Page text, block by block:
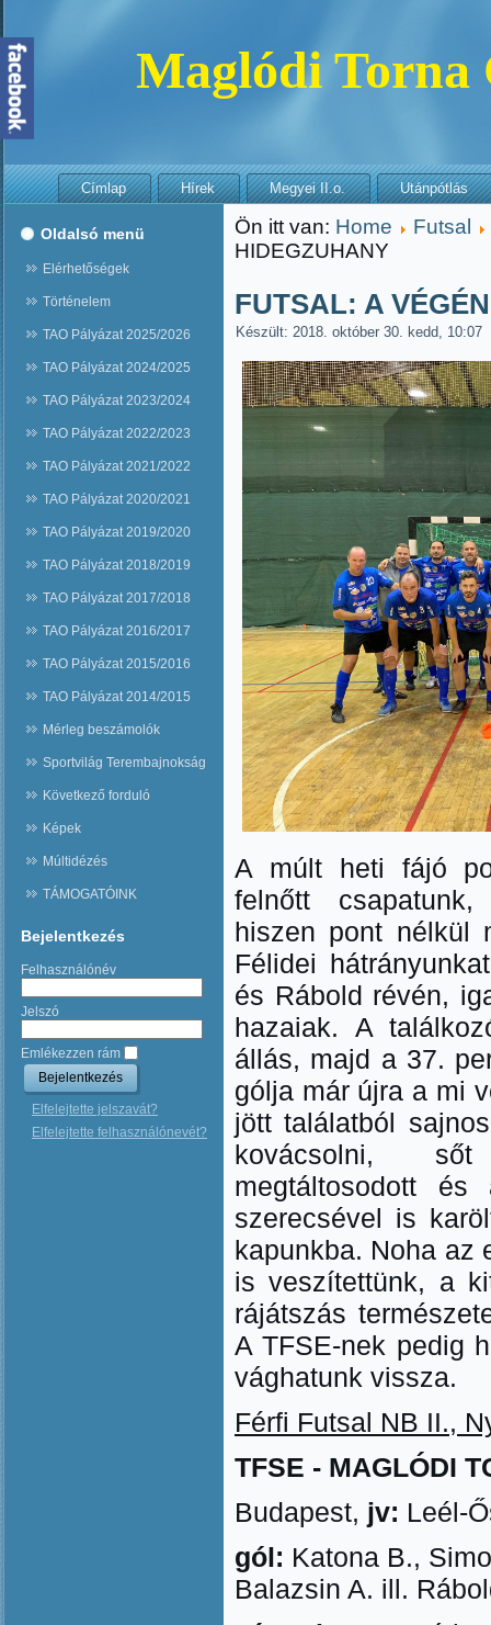
Maglódi Torna
Címlap Hírek Megyei II.o. Utánpótlás
Oldalsó menü
Elérhetőségek
Történelem
TAO Pályázat 2025/2026
TAO Pályázat 2024/2025
TAO Pályázat 2023/2024
TAO Pályázat 2022/2023
TAO Pályázat 2021/2022
TAO Pályázat 2020/2021
TAO Pályázat 2019/2020
TAO Pályázat 2018/2019
TAO Pályázat 2017/2018
TAO Pályázat 2016/2017
TAO Pályázat 2015/2016
TAO Pályázat 2014/2015
Mérleg beszámolók
Sportvilág Terembajnokság
Következő forduló
Képek
Múltidézés
TÁMOGATÓINK
Bejelentkezés
Felhasználónév
Jelszó
Emlékezzen rám
Elfelejtette jelszavát?
Elfelejtette felhasználónevét?
Ön itt van: Home
Futsal
HIDEGZUHANY
FUTSAL: A
Készült: 2018. október 30. kedd, 10:07
A múlt heti fájó
felnőtt
hiszen pont nélkül
Félidei
és Rábold révén,
hazaiak. A
állás, majd a 37.
gólja már újra a mi
jött találatból
kovácsolni,
megtáltosodott
szerecsével is
kapunkba. Noha az
is veszítettünk, a
rájátszás
A TFSE-nek pedig
vághatunk vissza.
Férfi Futsal NB II.,
TFSE - MAGLÓDI
Budapest, jv: Leél-
gól: Katona B.,
Balazsin A. ill.